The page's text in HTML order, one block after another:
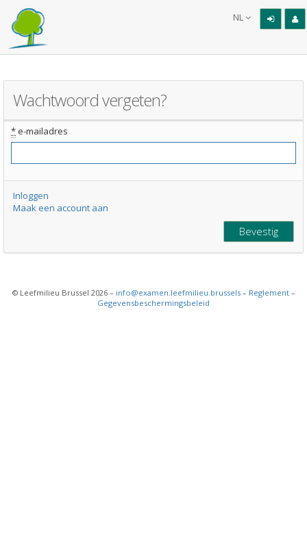
NL
Wachtwoord vergeten?
*e-mailadres
Inloggen
Maak een account aan
© Leefmilieu Brussel 2026 – info@examen.leefmilieu.brussels– Reglement–
Gegevensbeschermingsbeleid